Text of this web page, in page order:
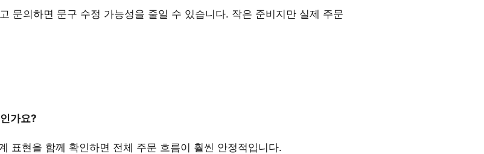
문의하면 문구 수정 가능성을 줄일 수 있습니다. 작은 준비지만 실제 주문
가요?
표현을 함께 확인하면 전체 주문 흐름이 훨씬 안정적입니다.